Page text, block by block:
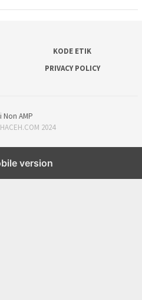
KODE ETIK
PRIVACY POLICY
Non AMP
2024
version